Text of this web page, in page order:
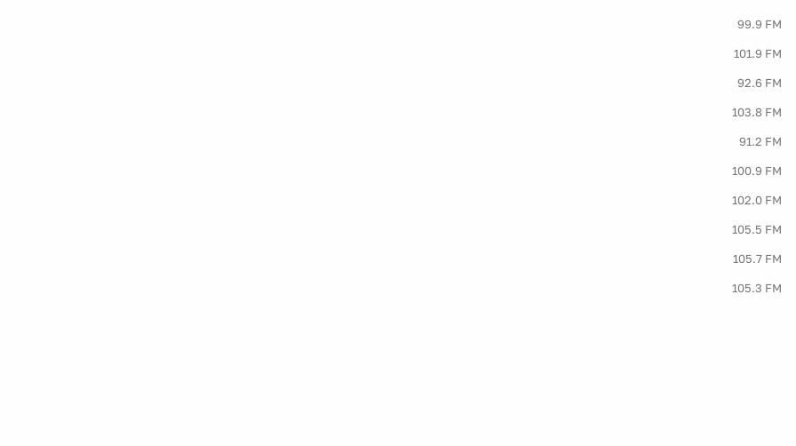
99.9 FM
101.9 FM
92.6 FM
103.8 FM
91.2 FM
100.9 FM
102.0 FM
105.5 FM
105.7 FM
105.3 FM